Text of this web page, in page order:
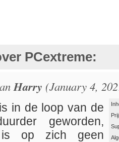
PCextreme:
Harry (January 4,
in de loop van de
geworden,
op zich geen